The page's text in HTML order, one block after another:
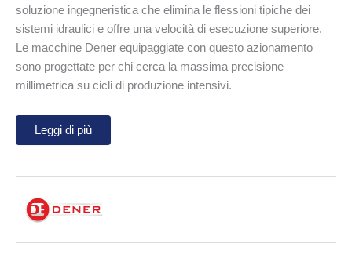
soluzione ingegneristica che elimina le flessioni tipiche dei
sistemi idraulici e offre una velocità di esecuzione superiore.
Le macchine Dener equipaggiate con questo azionamento
sono progettate per chi cerca la massima precisione
millimetrica su cicli di produzione intensivi.
Leggi di più
meccanica del movimento. Invece di utilizzare cilindri mossi
dall’olio, la trave viene azionata da servomotori che ruotano viti
rettificate a ricircolo di sfere. Questo sistema trasforma il moto